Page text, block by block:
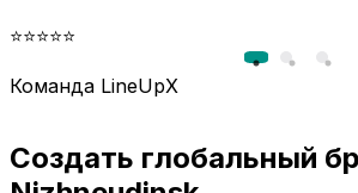
⭐⭐⭐⭐⭐
Команда LineUpX
Создать глобальный